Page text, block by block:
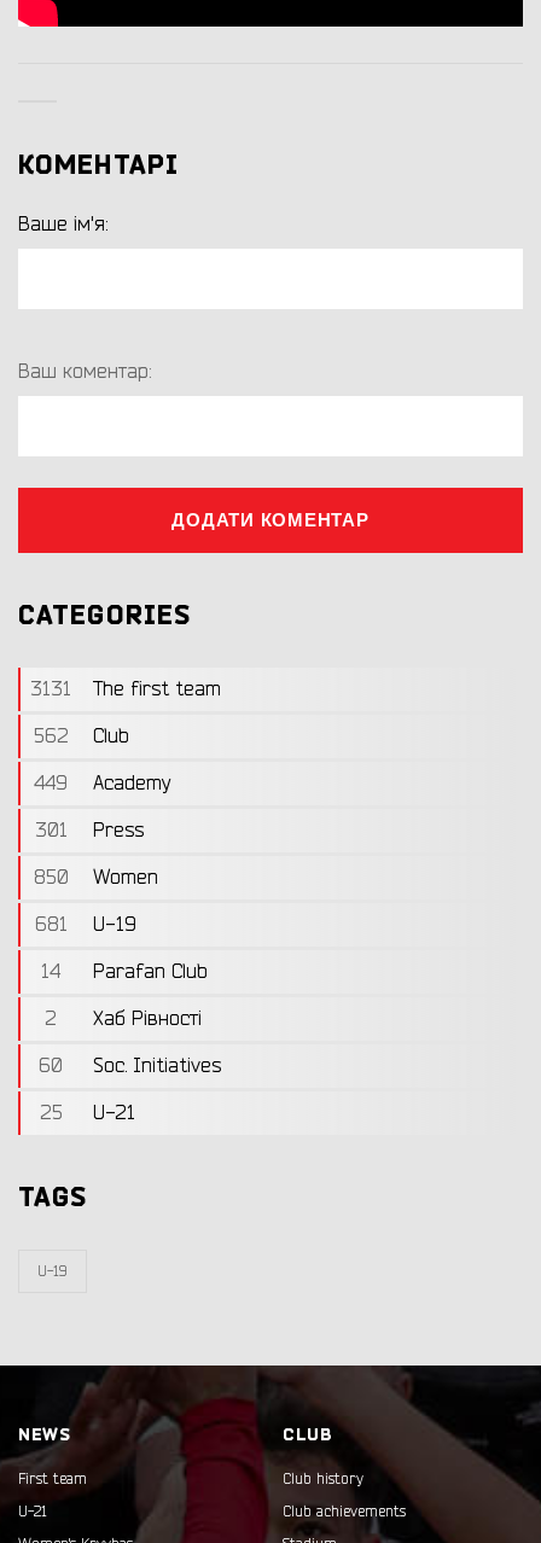
КОМЕНТАРІ
Ваше ім'я:
Ваш коментар:
ДОДАТИ КОМЕНТАР
CATEGORIES
3131
The first team
562
Club
449
Academy
301
Press
850
Women
681
U-19
14
Parafan Club
2
Хаб Рівності
60
Soc. Initiatives
25
U-21
TAGS
U-19
NEWS
First team
U-21
CLUB
Club history
Club achievements